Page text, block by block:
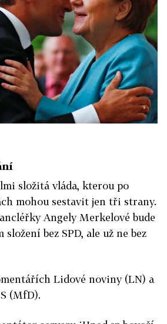
složitá vláda, kterou po
mohou sestavit jen tři strany.
Angely Merkelové bude
bez SPD, ale už ne bez
Lidové noviny (LN) a
(MfD).